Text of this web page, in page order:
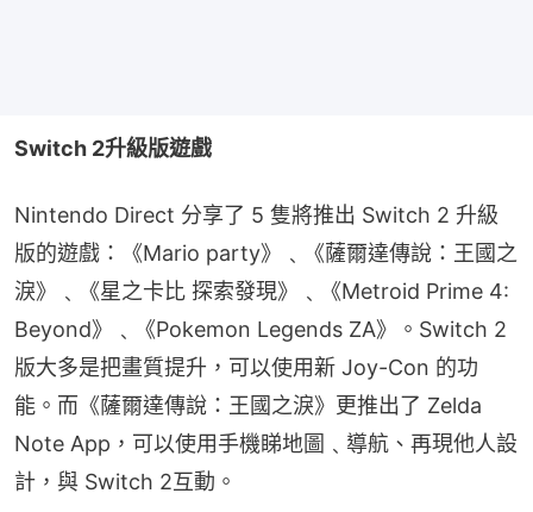
Switch 2升級版遊戲
Nintendo Direct 分享了 5 隻將推出 Switch 2 升級
版的遊戲：《Mario party》﹑《薩爾達傳說：王國之
淚》﹑《星之卡比 探索發現》﹑《Metroid Prime 4:
Beyond》﹑《Pokemon Legends ZA》。Switch 2
版大多是把畫質提升，可以使用新 Joy-Con 的功
能。而《薩爾達傳說：王國之淚》更推出了 Zelda
Note App，可以使用手機睇地圖﹑導航、再現他人設
計，與 Switch 2互動。